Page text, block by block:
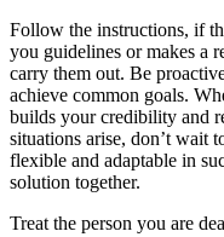
Follow the instructions, if
you guidelines or makes a
carry them out. Be
achieve common goals.
builds your credibility and
situations arise, don’t wait
flexible and adaptable in
solution together.
Treat the person you are